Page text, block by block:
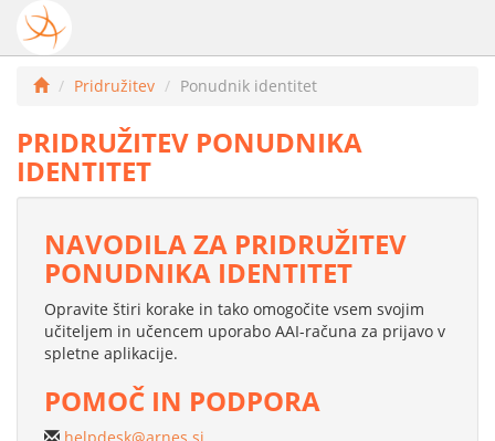
Pridružitev Ponudnik identitet
PRIDRUŽITEV PONUDNIKA
IDENTITET
NAVODILA ZA PRIDRUŽITEV
PONUDNIKA IDENTITET
Opravite štiri korake in tako omogočite vsem svojim
učiteljem in učencem uporabo AAI-računa za prijavo v
spletne aplikacije.
POMOČ IN PODPORA